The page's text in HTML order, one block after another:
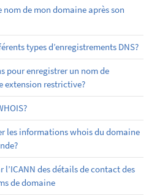
nom de mon domaine après son
types d’enregistrements DNS?
pour enregistrer un nom de
extension restrictive?
les informations whois du domaine
des détails de contact des
de domaine